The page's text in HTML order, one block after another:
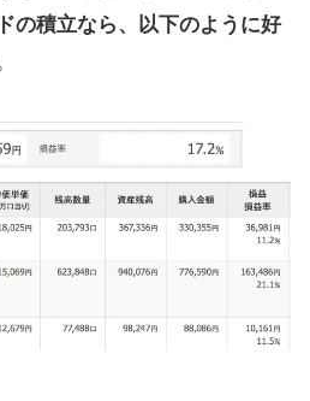
の積立なら、以下のように好